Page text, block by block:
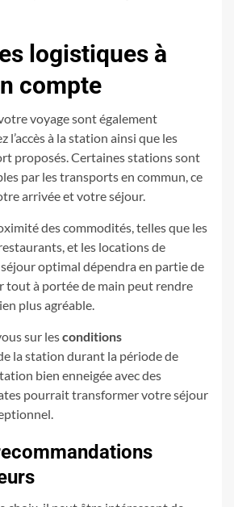
logistiques à
compte
voyage sont également
l’accès à la station ainsi que les
proposés. Certaines stations sont
par les transports en commun, ce
arrivée et votre séjour.
des commodités, telles que les
et les locations de
optimal dépendra en partie de
tout à portée de main peut rendre
plus agréable.
sur lesconditions
la station durant la période de
bien enneigée avec des
pourrait transformer votre séjour